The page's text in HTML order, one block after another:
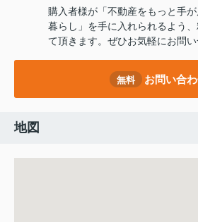
購入者様が「不動産をもっと手
暮らし」を手に入れられるよう
て頂きます。ぜひお気軽にお問い
無料 お問い合
地図